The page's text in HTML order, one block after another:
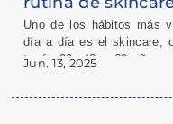
minutos al
prevención y
Uno de los hábitos más
día a día es el skincare,
tenés 20, 40 o 60 años,
incorporar el skincare
Jun. 13, 2025